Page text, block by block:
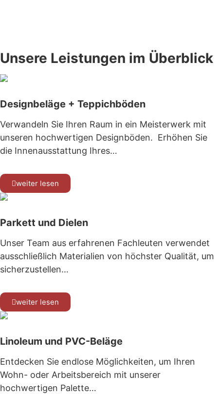
Unsere Leistungen im Überblick
Designbeläge + Teppichböden
Verwandeln Sie Ihren Raum in ein Meisterwerk mit
unseren hochwertigen Designböden. Erhöhen Sie
die Innenausstattung Ihres…
weiter lesen
Parkett und Dielen
Unser Team aus erfahrenen Fachleuten verwendet
ausschließlich Materialien von höchster Qualität, um
sicherzustellen…
weiter lesen
Linoleum und PVC-Beläge
Entdecken Sie endlose Möglichkeiten, um Ihren
Wohn- oder Arbeitsbereich mit unserer
hochwertigen Palette…